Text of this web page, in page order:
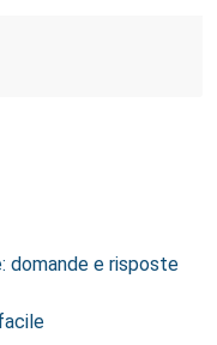
domande e risposte